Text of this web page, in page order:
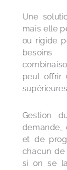
Une
mais elle
ou rigide
besoins
peut offrir
Gestion
demande,
et de
chacun
si on se